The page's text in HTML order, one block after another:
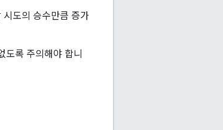
도의 승수만큼 증가
도록 주의해야 합니